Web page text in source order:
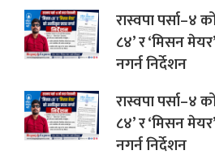
रास्वपा पर्सा–४
८४’ र ‘मिसन
नगर्न निर्देशन
रास्वपा पर्सा–४
८४’ र ‘मिसन
नगर्न निर्देशन